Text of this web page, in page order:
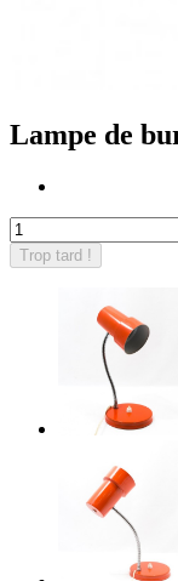
Lampe de
Trop tard !